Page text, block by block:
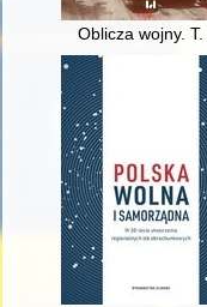
Oblicza wojny. T.